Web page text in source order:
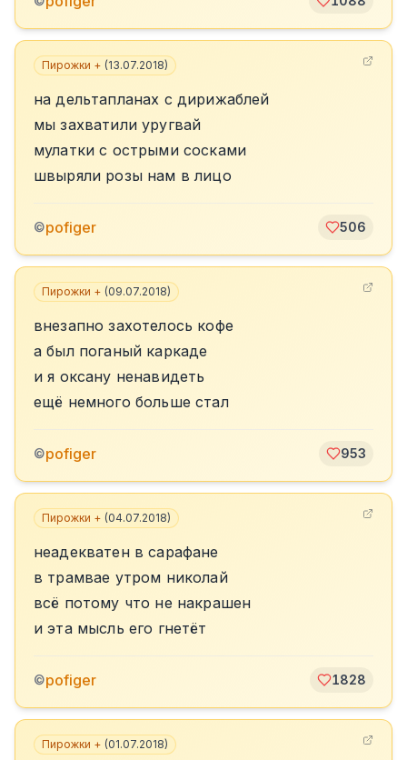
Пирожки + (13.07.2018)
на дельтапланах с дирижаблей
мы захватили уругвай
мулатки с острыми сосками
швыряли розы нам в лицо
©pofiger 506
Пирожки + (09.07.2018)
внезапно захотелось кофе
а был поганый каркаде
и я оксану ненавидеть
ещё немного больше стал
©pofiger 953
Пирожки + (04.07.2018)
неадекватен в сарафане
в трамвае утром николай
всё потому что не накрашен
и эта мысль его гнетёт
©pofiger 1828
Пирожки + (01.07.2018)